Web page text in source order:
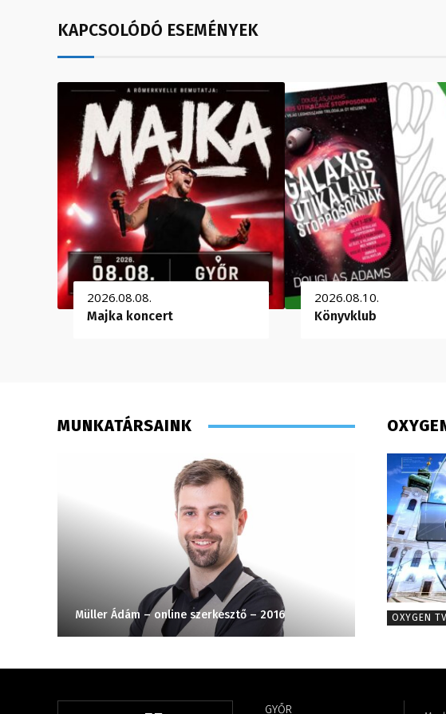
KAPCSOLÓDÓ ESEMÉNYEK
2026.08.08.
Majka koncert
2026.08.10.
Könyvklub
MUNKATÁRSAINK
Müller Ádám – online szerkesztő – 2016 Gombos Éva
OXYGEN
GYŐR